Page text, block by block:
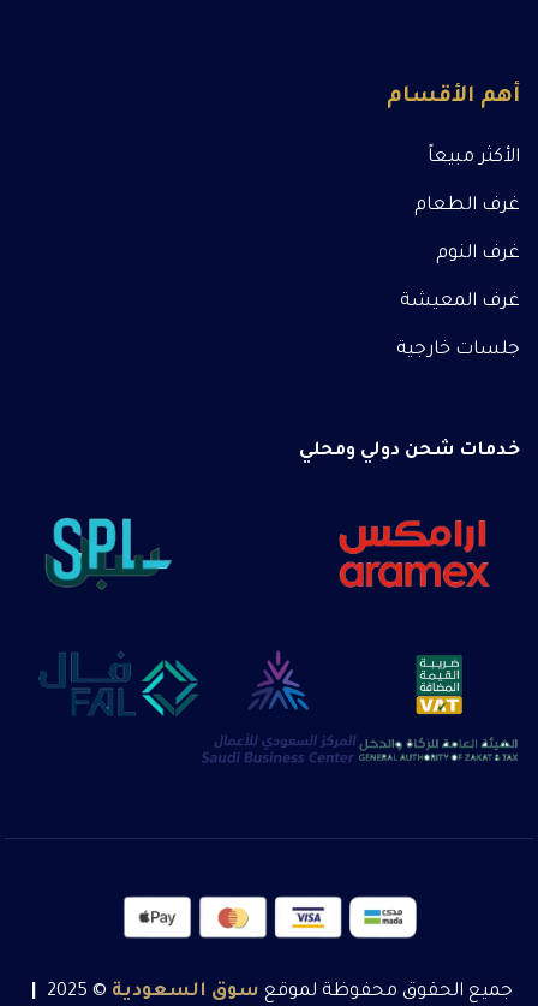
أهم الأقسام
الأكثر مبيعاً
غرف الطعام
غرف النوم
غرف المعيشة
جلسات خارجية
خدمات شحن دولي ومحلي
جميع الحقوق محفوظة لموقع سوق السعودية © 2025